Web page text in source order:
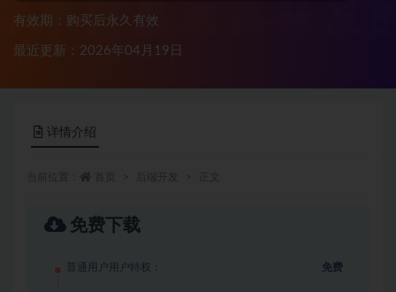
有效期：购买后永久有效
最近更新：2026年04月19日
详情介绍
免费下载
普通用户用户特权： 免费